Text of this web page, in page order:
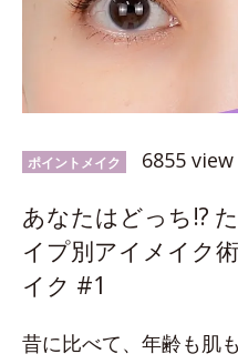
ポイントメイク 6855 view
あなたはどっち!?
イプ別アイメイク
イク #1
昔に比べて、年齢も肌